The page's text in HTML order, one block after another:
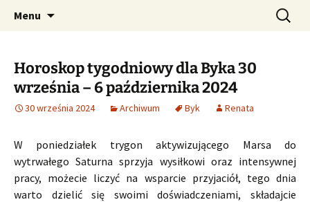
CzaroMarowy horoskop
dzienny, miesięczny i
tygodniowy
Profesjonalne przepowiednie astrologiczne
Menu Szukaj:
Horoskop tygodniowy dla Byka 30
września – 6 października 2024
30 września 2024 Archiwum Byk Renata
W poniedziałek trygon aktywizującego Marsa do
wytrwałego Saturna sprzyja wysiłkowi oraz intensywnej
pracy, możecie liczyć na wsparcie przyjaciół, tego dnia
warto dzielić się swoimi doświadczeniami, składajcie